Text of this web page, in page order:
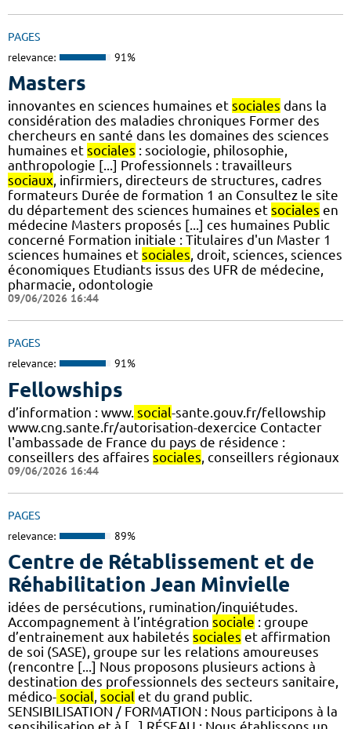
PAGES
relevance: 91%
Masters
innovantes en sciences humaines et sociales dans la
considération des maladies chroniques Former des
chercheurs en santé dans les domaines des sciences
humaines et sociales : sociologie, philosophie,
anthropologie [...] Professionnels : travailleurs
sociaux, infirmiers, directeurs de structures, cadres
formateurs Durée de formation 1 an Consultez le site
du département des sciences humaines et sociales en
médecine Masters proposés [...] ces humaines Public
concerné Formation initiale : Titulaires d'un Master 1
sciences humaines et sociales, droit, sciences, sciences
économiques Etudiants issus des UFR de médecine,
pharmacie, odontologie
09/06/2026 16:44
PAGES
relevance: 91%
Fellowships
d’information : www. social-sante.gouv.fr/fellowship
www.cng.sante.fr/autorisation-dexercice Contacter
l'ambassade de France du pays de résidence :
conseillers des affaires sociales , conseillers régionaux
09/06/2026 16:44
PAGES
relevance: 89%
Centre de Rétablissement et de
Réhabilitation Jean Minvielle
idées de persécutions, rumination/inquiétudes.
Accompagnement à l’intégration sociale : groupe
d’entrainement aux habiletés sociales et affirmation
de soi (SASE), groupe sur les relations amoureuses
(rencontre [...] Nous proposons plusieurs actions à
destination des professionnels des secteurs sanitaire,
médico- social, social et du grand public.
SENSIBILISATION / FORMATION : Nous participons à la